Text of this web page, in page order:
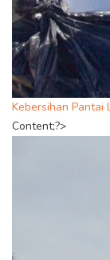
Kebersihan Pantai
Content;?>